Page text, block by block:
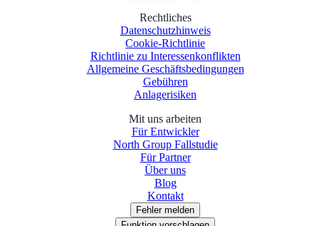
Rechtliches
Datenschutzhinweis
Cookie-Richtlinie
Richtlinie zu Interessenkonflikten
Allgemeine Geschäftsbedingungen
Gebühren
Anlagerisiken
Mit uns arbeiten
Für Entwickler
North Group Fallstudie
Für Partner
Über uns
Blog
Kontakt
Fehler melden